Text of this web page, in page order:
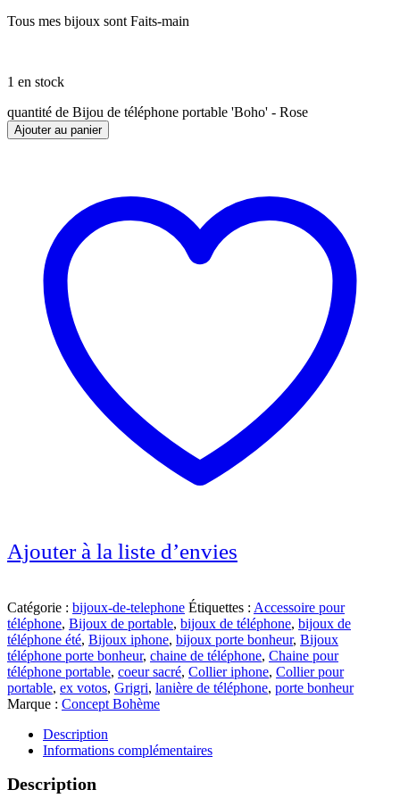
Tous mes bijoux sont Faits-main
1 en stock
quantité de Bijou de téléphone portable 'Boho' - Rose
Ajouter au panier
Ajouter à la liste d’envies
Catégorie : bijoux-de-telephone Étiquettes : Accessoire pour
téléphone, Bijoux de portable, bijoux de téléphone, bijoux de
téléphone été, Bijoux iphone, bijoux porte bonheur, Bijoux
téléphone porte bonheur, chaine de téléphone, Chaine pour
téléphone portable, coeur sacré, Collier iphone, Collier pour
portable, ex votos, Grigri, lanière de téléphone, porte bonheur
Marque : Concept Bohème
Description
Informations complémentaires
Description